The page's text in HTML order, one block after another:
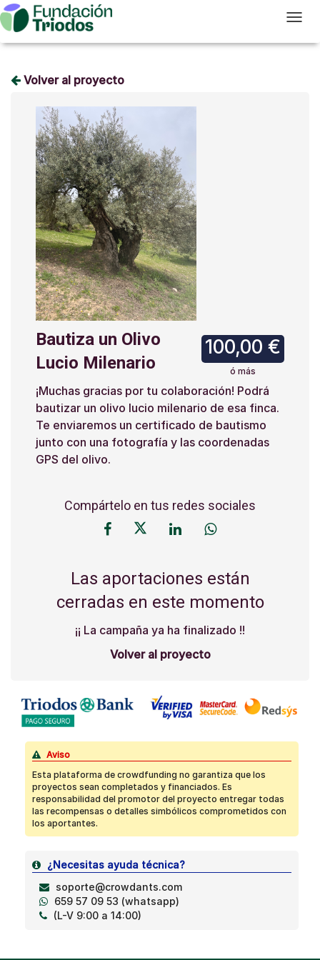
T
Volver al proyecto
100,00 €
ó más
Bautiza un Olivo
Lucio Milenario
¡Muchas gracias por tu colaboración! Podrá
bautizar un olivo lucio milenario de esa finca.
Te enviaremos un certificado de bautismo
junto con una fotografía y las coordenadas
GPS del olivo.
Compártelo en tus redes sociales
Las aportaciones están
cerradas en este momento
¡¡ La campaña ya ha finalizado !!
Volver al proyecto
Aviso
Esta plataforma de crowdfunding no garantiza que los
proyectos sean completados y financiados. Es
responsabilidad del promotor del proyecto entregar todas
las recompensas o detalles simbólicos comprometidos con
los aportantes.
¿Necesitas ayuda técnica?
soporte@crowdants.com
659 57 09 53 (whatsapp)
(L-V 9:00 a 14:00)